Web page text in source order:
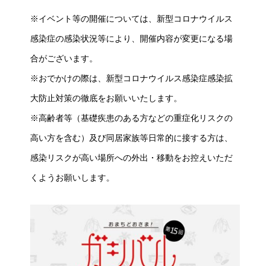
※イベント等の開催については、新型コロナウイルス
感染症の感染状況等により、開催内容が変更になる場
合がございます。
※おでかけの際は、新型コロナウイルス感染症感染拡
大防止対策の徹底をお願いいたします。
※高齢者等（基礎疾患のある方などの重症化リスクの
高い方を含む）及び同居家族等日常的に接する方は、
感染リスクが高い場所への外出・移動をお控えいただ
くようお願いします。